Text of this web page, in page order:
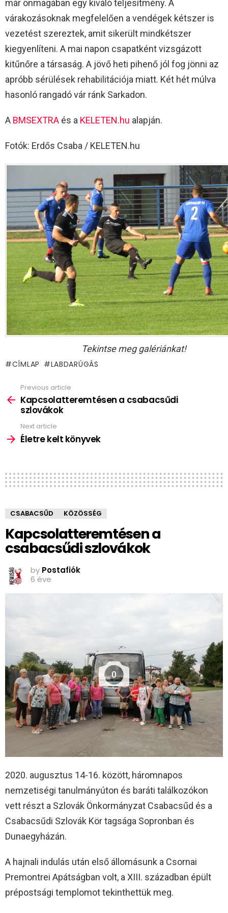
már önmagában egy kiváló teljesítmény. A
várakozásoknak megfelelően a vendégek kétszer is
vezetést szereztek, amit sikerült mindkétszer
kiegyenlíteni. A mai napon csapatként vizsgázott
kitűnőre a társaság. A jövő heti pihenő jól fog jönni az
apróbb sérülések rehabilitációja miatt. Két hét múlva
hasonló rangadó vár ránk Sarkadon.
A BMSEXTRA és a KELETEN.hu alapján.
Fotók: Erdős Csaba / KELETEN.hu
Tekintse meg galériánkat!
CÍMLAP LABDARÚGÁS
more
Previous article
Kapcsolatteremtésen a csabacsűdi
szlovákok
Next article
Életre kelt könyvek
CSABACSŰD KÖZÖSSÉG
Kapcsolatteremtésen a
csabacsűdi szlovákok
by Postafiók
6 éve
0
2020. augusztus 14-16. között, háromnapos
nemzetiségi tanulmányúton és baráti találkozókon
vett részt a Szlovák Önkormányzat Csabacsűd és a
Csabacsűdi Szlovák Kör tagsága Sopronban és
Dunaegyházán.
A hajnali indulás után első állomásunk a Csornai
Premontrei Apátságban volt, a XIII. században épült
prépostsági templomot tekinthettük meg.